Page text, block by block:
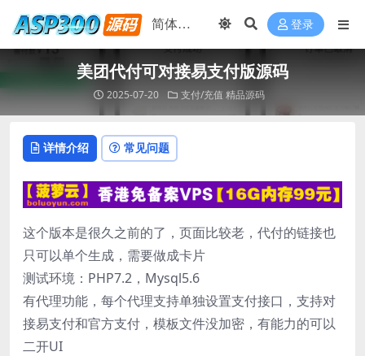
登录
美团代付可对接易支付版源码
2025-07-20 支付/充值 精品源码
详情介绍 常见问题
这个版本是很久之前的了，页面比较老，代付的链接也
只可以单个生成，需要做成卡片
测试环境：PHP7.2，Mysql5.6
有代理功能，每个代理支持单独设置支付接口，支持对
接易支付和官方支付，模板文件没加密，有能力的可以
二开UI